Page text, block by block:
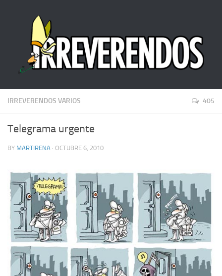
IRREVERENDOS VARIOS 405
Telegrama urgente
BY MARTIRENA · OCTUBRE 6, 2010